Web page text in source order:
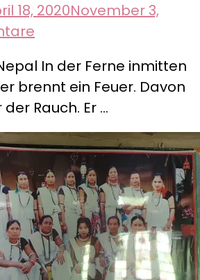
18, 2020November 3,
Tiefebenen
Chitwans
–
Zur
Besuch
im
Dorf
der
Tharu
In der Ferne inmitten
brennt ein Feuer. Davon
Rauch. Er …